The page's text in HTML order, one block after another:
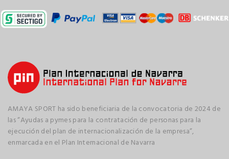
AMAYA SPORT ha sido beneficiaria de la convocatoria de 2024 de
las “Ayudas a pymes para la contratación de personas para la
ejecución del plan de internacionalización de la empresa”,
enmarcada en el Plan Internacional de Navarra